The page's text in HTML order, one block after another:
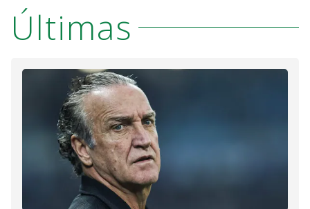
Últimas